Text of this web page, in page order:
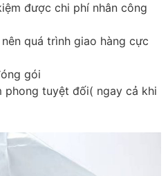
được chi phí nhân công
quá trình giao hàng cực
gói
phong tuyệt đối( ngay cả khi